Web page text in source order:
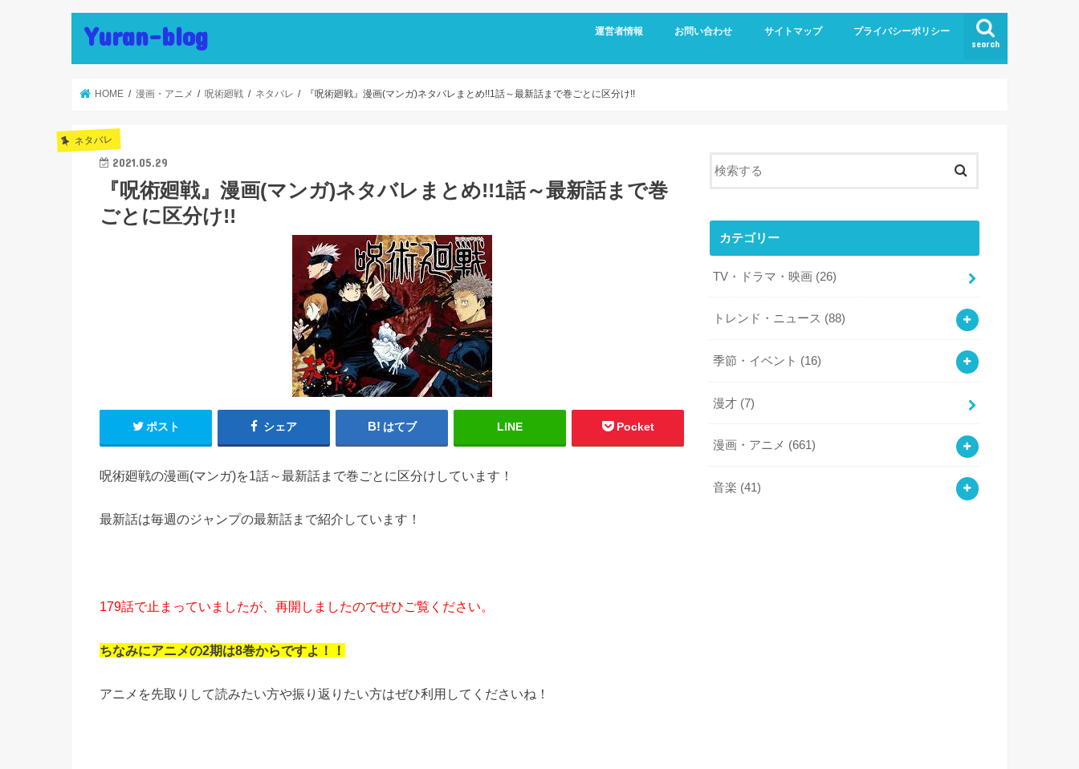
Yuran-blog search
運営者情報 お問い合わせ サイトマップ プライバシーポリシー
HOME 漫画・アニメ 呪術廻戦 ネタバレ 『呪術廻戦』漫画(マンガ)ネタバレまとめ!!1話～最新話まで巻ごとに区分け!!
ネタバレ
2021.05.29
『呪術廻戦』漫画(マンガ)ネタバレまとめ!!1話～最新話まで巻
ごとに区分け!!
ポスト シェア はてブ LINE Pocket
呪術廻戦の漫画(マンガ)を1話～最新話まで巻ごとに区分けしています！
最新話は毎週のジャンプの最新話まで紹介しています！
179話で止まっていましたが、再開しましたのでぜひご覧ください。
ちなみにアニメの2期は8巻からですよ！！
アニメを先取りして読みたい方や振り返りたい方はぜひ利用してくださいね！
カテゴリー
TV・ドラマ・映画 (26)
トレンド・ニュース (88)
季節・イベント (16)
漫才 (7)
漫画・アニメ (661)
音楽 (41)